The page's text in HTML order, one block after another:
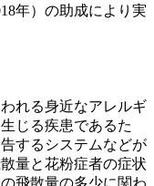
年）の助成により実
れる身近なアレルギ
じる疾患であるた
するシステムなどが
量と花粉症者の症状